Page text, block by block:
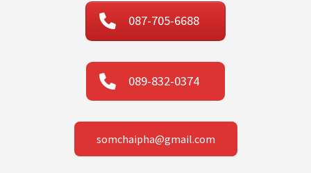
087-705-6688
089-832-0374
somchaipha@gmail.com